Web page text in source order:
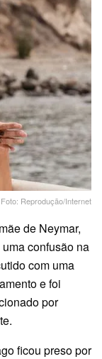
Foto: Reprodução/Internet
de Neymar,
confusão na
com uma
e foi
por
ficou preso por